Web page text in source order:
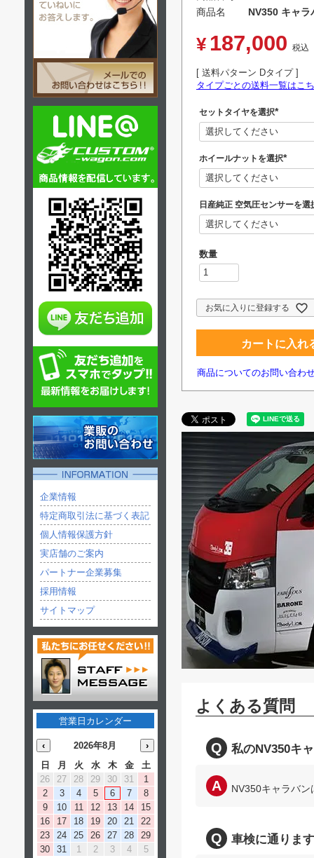
企業情報
特定商取引法に基づく表記
個人情報保護方針
実店舗のご案内
パートナー企業募集
採用情報
サイトマップ
営業日カレンダー
‹ 2026年8月
›
日
月 火 水 木 金
土
26
27 28 29 30 31
1
2
3 4 5 6 7
8
9
10 11 12 13 14
15
16
17 18 19 20 21
22
23
24 25 26 27 28
29
30
31 1 2 3 4
5
商品名
NV350 キャ
¥ 187,000 税込
送料パターン Dタイプ
タイプごとの送料一覧はこ
セットタイヤを選択
(
必
ホイールナットを選択
(
日産純正 空気圧センサーを選
お気に入りに登録する
カートに入れ
商品についてのお問い合わ
よくある質問
私のNV350キ
NV350キャラバ
車検に通りま